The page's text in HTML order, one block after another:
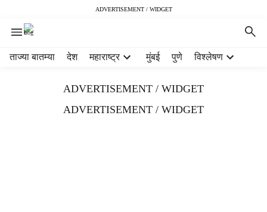
ADVERTISEMENT / WIDGET
ताज्या बातम्या देश महाराष्ट्र मुंबई पुणे विश्लेषण
ADVERTISEMENT / WIDGET
ADVERTISEMENT / WIDGET